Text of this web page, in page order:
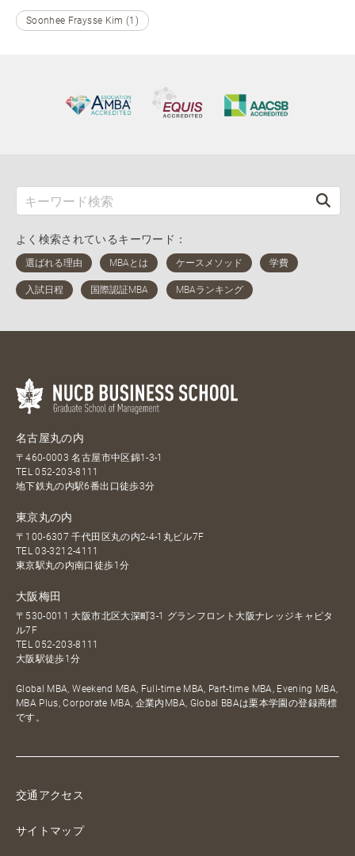
Soonhee Fraysse Kim (1)
よく検索されているキーワード：
名古屋丸の内
〒460-0003 名古屋市中区錦1-3-1
TEL052-203-8111
地下鉄丸の内駅6番出口徒歩3分
東京丸の内
〒100-6307 千代田区丸の内2-4-1丸ビル7F
TEL03-3212-4111
東京駅丸の内南口徒歩1分
大阪梅田
〒530-0011 大阪市北区大深町3-1 グランフロント大阪ナレッジキャピタ
ル7F
TEL052-203-8111
大阪駅徒歩1分
Global MBA, Weekend MBA, Full-time MBA, Part-time MBA, Evening MBA,
MBA Plus, Corporate MBA, 企業内MBA, Global BBAは栗本学園の登録商標
です。
交通アクセス
サイトマップ